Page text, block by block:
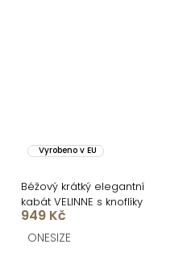
Vyrobeno v EU
Béžový krátký elegantní
kabát VELINNE s knoflíky
949 Kč
ONESIZE